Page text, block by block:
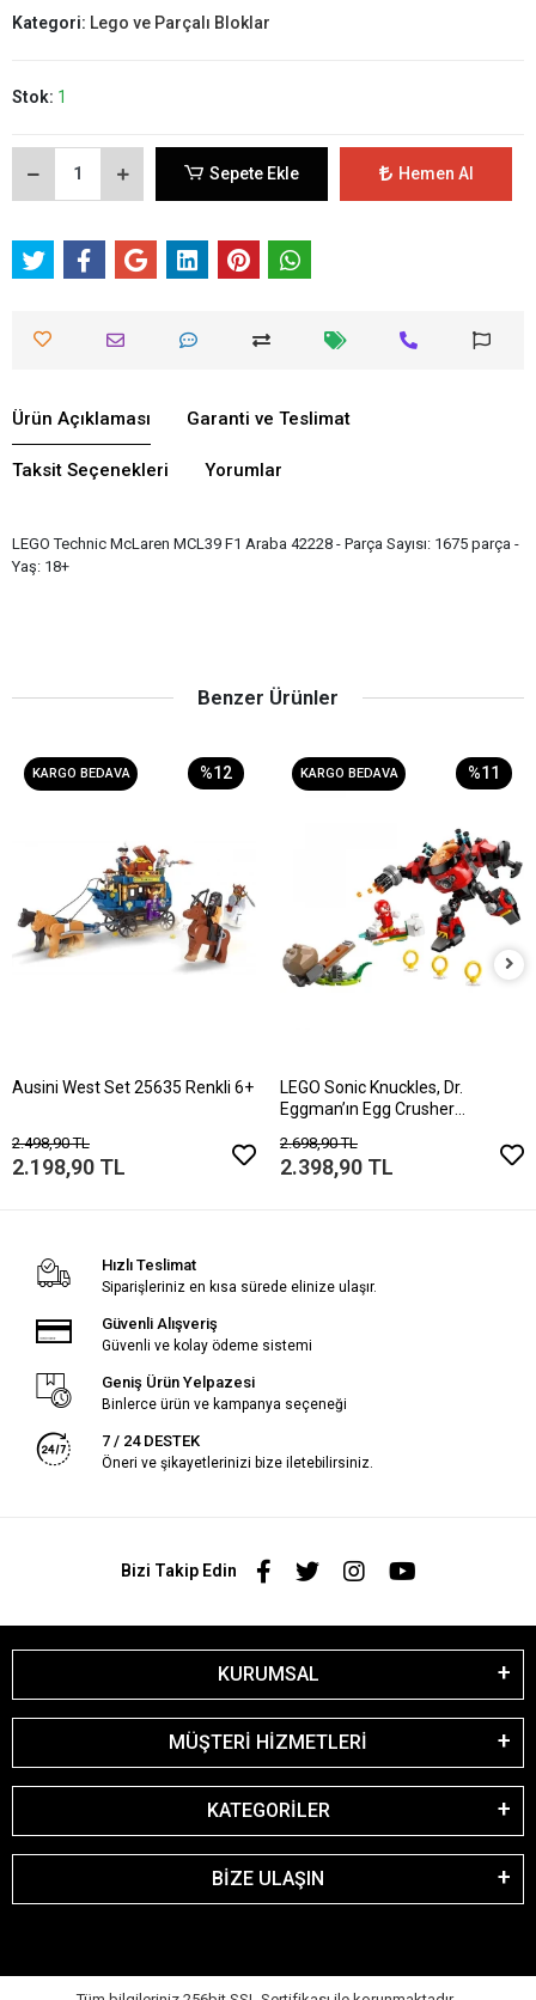
Kategori: Lego ve Parçalı Bloklar
Stok: 1
Sepete Ekle Hemen Al
Ürün Açıklaması Garanti ve Teslimat
Taksit Seçenekleri Yorumlar
LEGO Technic McLaren MCL39 F1 Araba 42228 - Parça Sayısı: 1675 parça -
Yaş: 18+
Benzer Ürünler
KARGO BEDAVA %12
Ausini West Set 25635 Renkli 6+
2.498,90 TL
2.198,90 TL
KARGO BEDAVA %11
LEGO Sonic Knuckles, Dr.
Eggman’ın Egg Crusher
2.698,90 TL
2.398,90 TL
Hızlı Teslimat
Siparişleriniz en kısa sürede elinize ulaşır.
Güvenli Alışveriş
Güvenli ve kolay ödeme sistemi
Geniş Ürün Yelpazesi
Binlerce ürün ve kampanya seçeneği
7 / 24 DESTEK
Öneri ve şikayetlerinizi bize iletebilirsiniz.
Bizi Takip Edin
KURUMSAL
MÜŞTERİ HİZMETLERİ
KATEGORİLER
BİZE ULAŞIN